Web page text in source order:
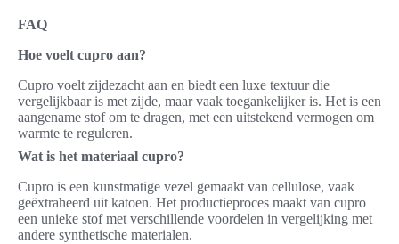
FAQ
Hoe voelt cupro aan?
Cupro voelt zijdezacht aan en biedt een luxe textuur die
vergelijkbaar is met zijde, maar vaak toegankelijker is. Het is een
aangename stof om te dragen, met een uitstekend vermogen om
warmte te reguleren.
Wat is het materiaal cupro?
Cupro is een kunstmatige vezel gemaakt van cellulose, vaak
geëxtraheerd uit katoen. Het productieproces maakt van cupro
een unieke stof met verschillende voordelen in vergelijking met
andere synthetische materialen.